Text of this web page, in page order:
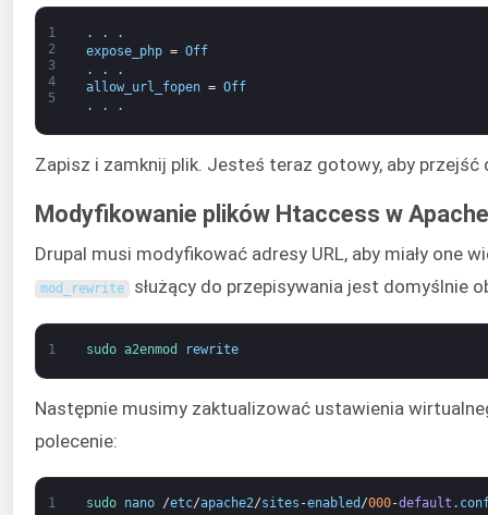
1
2
3
4
5
. .
.
expose_php = Off
.
.
.
allow_url_fopen = Off
.
. .
Zapisz i zamknij plik. Jesteś teraz gotowy, aby przejść
Modyfikowanie plików Htaccess w Apache
Drupal musi modyfikować adresy URL, aby miały one
mod_rewrite służący do przepisywania jest domyślnie
1 sudo a2enmod rewrite
Następnie musimy zaktualizować ustawienia
polecenie:
1 sudo nano /etc/apache2/sites -enabled /000-default .